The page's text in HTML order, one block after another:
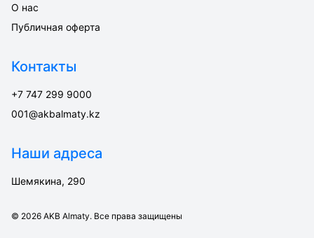
О нас
Публичная оферта
Контакты
+7 747 299 9000
001@akbalmaty.kz
Наши адреса
Шемякина, 290
© 2026 AKB Almaty. Все права защищены